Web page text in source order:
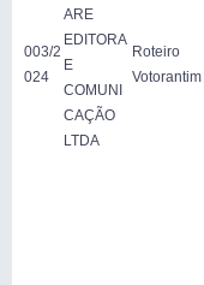
003/2
024
ARE
EDITORA
E
COMUNI
CAÇÃO
LTDA
Roteiro
Votorantim